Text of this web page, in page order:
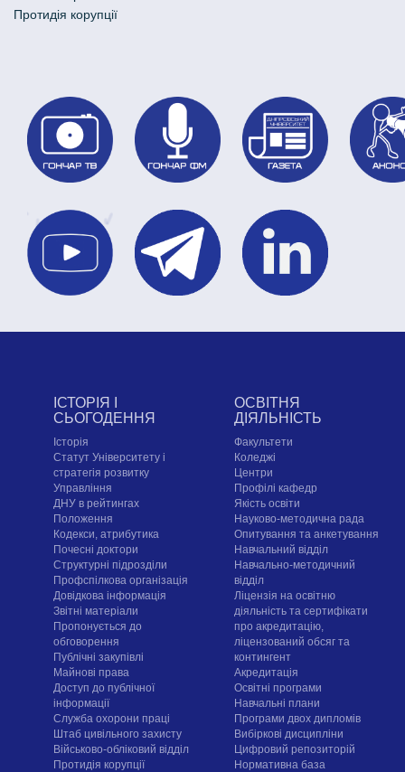
Протидія корупції
ІСТОРІЯ І
СЬОГОДЕННЯ
Історія
Статут Університету і
стратегія розвитку
Управління
ДНУ в рейтингах
Положення
Кодекси, атрибутика
Почесні доктори
Структурні підрозділи
Профспілкова організація
Довідкова інформація
Звітні матеріали
Пропонується до
обговорення
Публічні закупівлі
Майнові права
Доступ до публічної
інформації
Служба охорони праці
Штаб цивільного захисту
Військово-обліковий відділ
Протидія корупції
ОСВІТНЯ
ДІЯЛЬНІСТЬ
Факультети
Коледжі
Центри
Профілі кафедр
Якість освіти
Науково-методична рада
Опитування та анкетування
Навчальний відділ
Навчально-методичний
відділ
Ліцензія на освітню
діяльність та сертифікати
про акредитацію,
ліцензований обсяг та
контингент
Акредитація
Освітні програми
Навчальні плани
Програми двох дипломів
Вибіркові дисципліни
Цифровий репозиторій
Нормативна база